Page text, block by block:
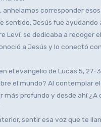
anhelamos corresponder
sentido, Jesús fue
Leví, se dedicaba a recoger
a Jesús y lo conectó
el evangelio de Lucas 5,
el mundo? Al contemplar
más profundo y desde ahí
sentir esa voz que te